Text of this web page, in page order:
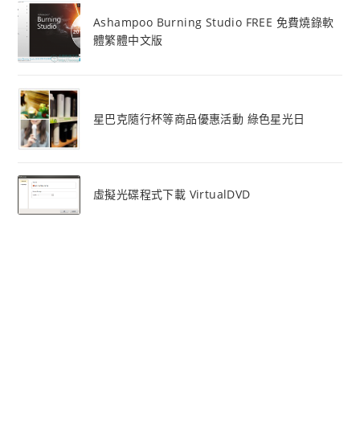
Ashampoo Burning Studio FREE 免費燒錄軟
體繁體中文版
星巴克隨行杯等商品優惠活動 綠色星光日
虛擬光碟程式下載 VirtualDVD